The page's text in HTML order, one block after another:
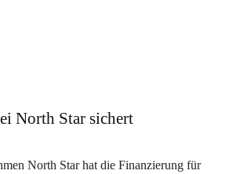
North Star sichert
North Star hat die Finanzierung für